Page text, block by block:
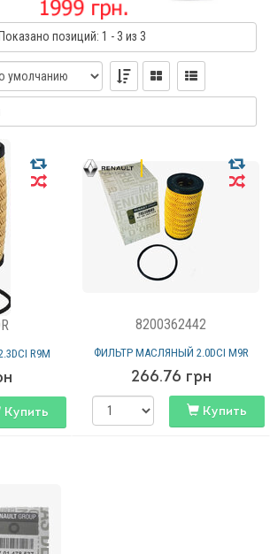
позиций: 1 - 3 из 3
R9M
Купить
8200362442
ФИЛЬТР МАСЛЯНЫЙ 2.0DCI M9R
266.76 грн
Купить